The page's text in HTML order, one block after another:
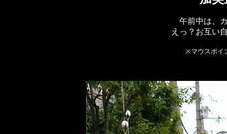
午前中は、
えっ？お互い
※マウスポイ